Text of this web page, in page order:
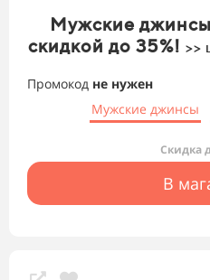
Мужские
скидкой до 35%! >>
Промокод не нужен
Мужские джинсы
Скидка
В